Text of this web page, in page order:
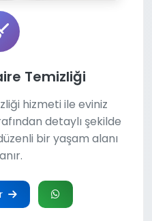
Temizliği
hizmeti ile eviniz
detaylı şekilde
bir yaşam alanı